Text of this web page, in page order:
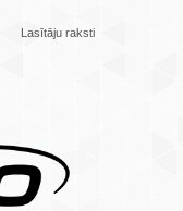
Lasītāju raksti